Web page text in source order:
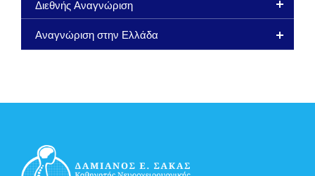
Διεθνής Αναγνώριση
Αναγνώριση στην Ελλάδα